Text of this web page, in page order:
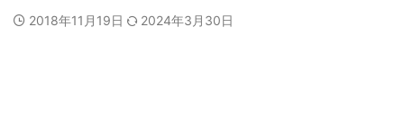
2018年11月19日 2024年3月30日